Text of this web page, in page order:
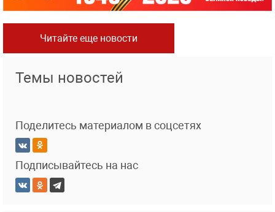
Читайте еще новости
Темы новостей
Поделитесь материалом в соцсетях
Подписывайтесь на нас